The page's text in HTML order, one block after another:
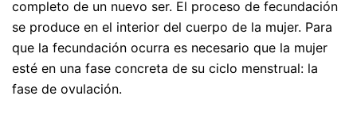
completo de un nuevo ser. El proceso de fecundación
se produce en el interior del cuerpo de la mujer. Para
que la fecundación ocurra es necesario que la mujer
esté en una fase concreta de su ciclo menstrual: la
fase de ovulación.